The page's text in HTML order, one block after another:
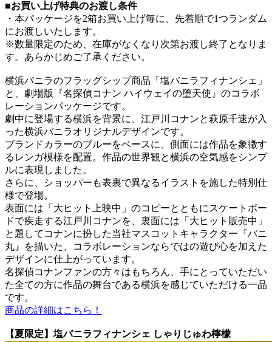
■お買い上げ特典のお渡し条件
・本パッケージを2箱お買い上げ毎に、先着順で1つランダム
にお渡しいたします。
※数量限定のため、在庫がなくなり次第お渡し終了となりま
す。あらかじめご了承ください。
横浜バニラのフラッグシップ商品「塩バニラフィナンシェ」
と、劇場版『名探偵コナン ハイウェイの堕天使』のコラボ
レーションパッケージです。
劇中に登場する横浜を背景に、江戸川コナンと萩原千速が入
った横浜バニラオリジナルデザインです。
ブランドカラーのブルーをベースに、側面には作品を象徴す
るレンガ模様を配置。作品の世界観と横浜の空気感をシンプ
ルに表現しました。
さらに、ショッパーも表裏で異なるイラストを施した特別仕
様で登場。
表面には「大ヒット上映中」のコピーとともにスケートボー
ドで疾走する江戸川コナンを、裏面には「大ヒット販売中」
と題してコナンに扮した当社マスコットキャラクター『バニ
丸』を描いた、コラボレーションならではの遊び心を加えた
デザインに仕上がっています。
名探偵コナンファンの方々はもちろん、手にとっていただい
た全ての方に作品の舞台である横浜を感じていただける一品
です。
商品の詳細はこちら！
【夏限定】塩バニラフィナンシェ しゃりじゅわ檸檬